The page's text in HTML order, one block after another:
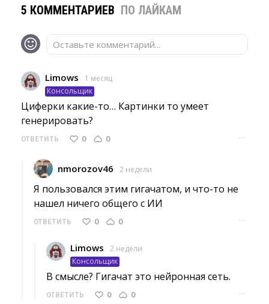
5 КОММЕНТАРИЕВ ПО ЛАЙКАМ
Оставьте комментарий...
Limows
1 месяц
Консольщик
Циферки какие-то… Картинки то умеет
генерировать?
ОТВЕТИТЬ 0 0 ···
nmorozov46 2 недели
Я пользовался этим гигачатом, и что-то не
нашел ничего общего с ИИ
ОТВЕТИТЬ 0 0 ···
Limows
2 недели
Консольщик
В смысле? Гигачат это нейронная сеть.
ОТВЕТИТЬ 0 0 ···